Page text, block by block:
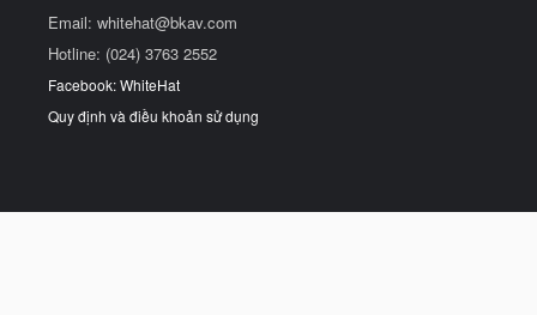
Email: whitehat@bkav.com
Hotline: (024) 3763 2552
Facebook: WhiteHat
Quy định và điều khoản sử dụng